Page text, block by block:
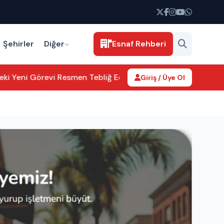
Şehirler Diğer Esnaf Rehberi
Yeni Görevi Resmen Tebliğ Edildi Aksaray’da kamu
Giriş / Üye Ol